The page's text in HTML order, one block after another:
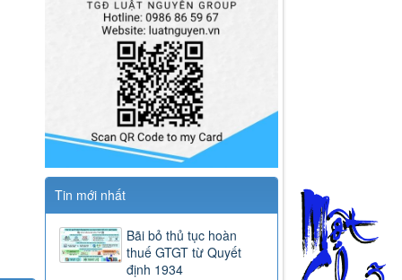
Tin mới nhất
Bãi bỏ thủ tục hoàn
thuế GTGT từ Quyết
định 1934